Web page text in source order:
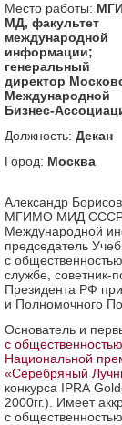
Место работы:
МД, факультет
международной
информации;
генеральный
директор
Международной
Бизнес-
Должность: Декан
Город: Москва
Александр
МГИМО МИД
Международной
председатель
с
службе, советник-
Президента РФ
и Полномочного
Основатель и
с общественностью
Национальной
«Серебряный
конкурса IPRA
2000гг.). Имеет
с общественностью